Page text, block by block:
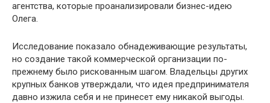
агентства, которые проанализировали бизнес-идею
Олега.
Исследование показало обнадеживающие результаты,
но создание такой коммерческой организации по-
прежнему было рискованным шагом. Владельцы других
крупных банков утверждали, что идея предпринимателя
давно изжила себя и не принесет ему никакой выгоды.